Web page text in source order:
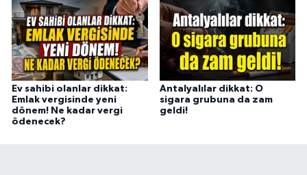
Ev sahibi olanlar dikkat:
Emlak vergisinde yeni
dönem! Ne kadar vergi
ödenecek?
Antalyalılar dikkat: O
sigara grubuna da zam
geldi!